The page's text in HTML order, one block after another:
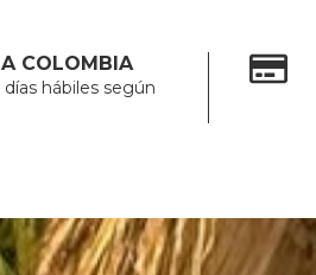
COLOMBIA
hábiles según